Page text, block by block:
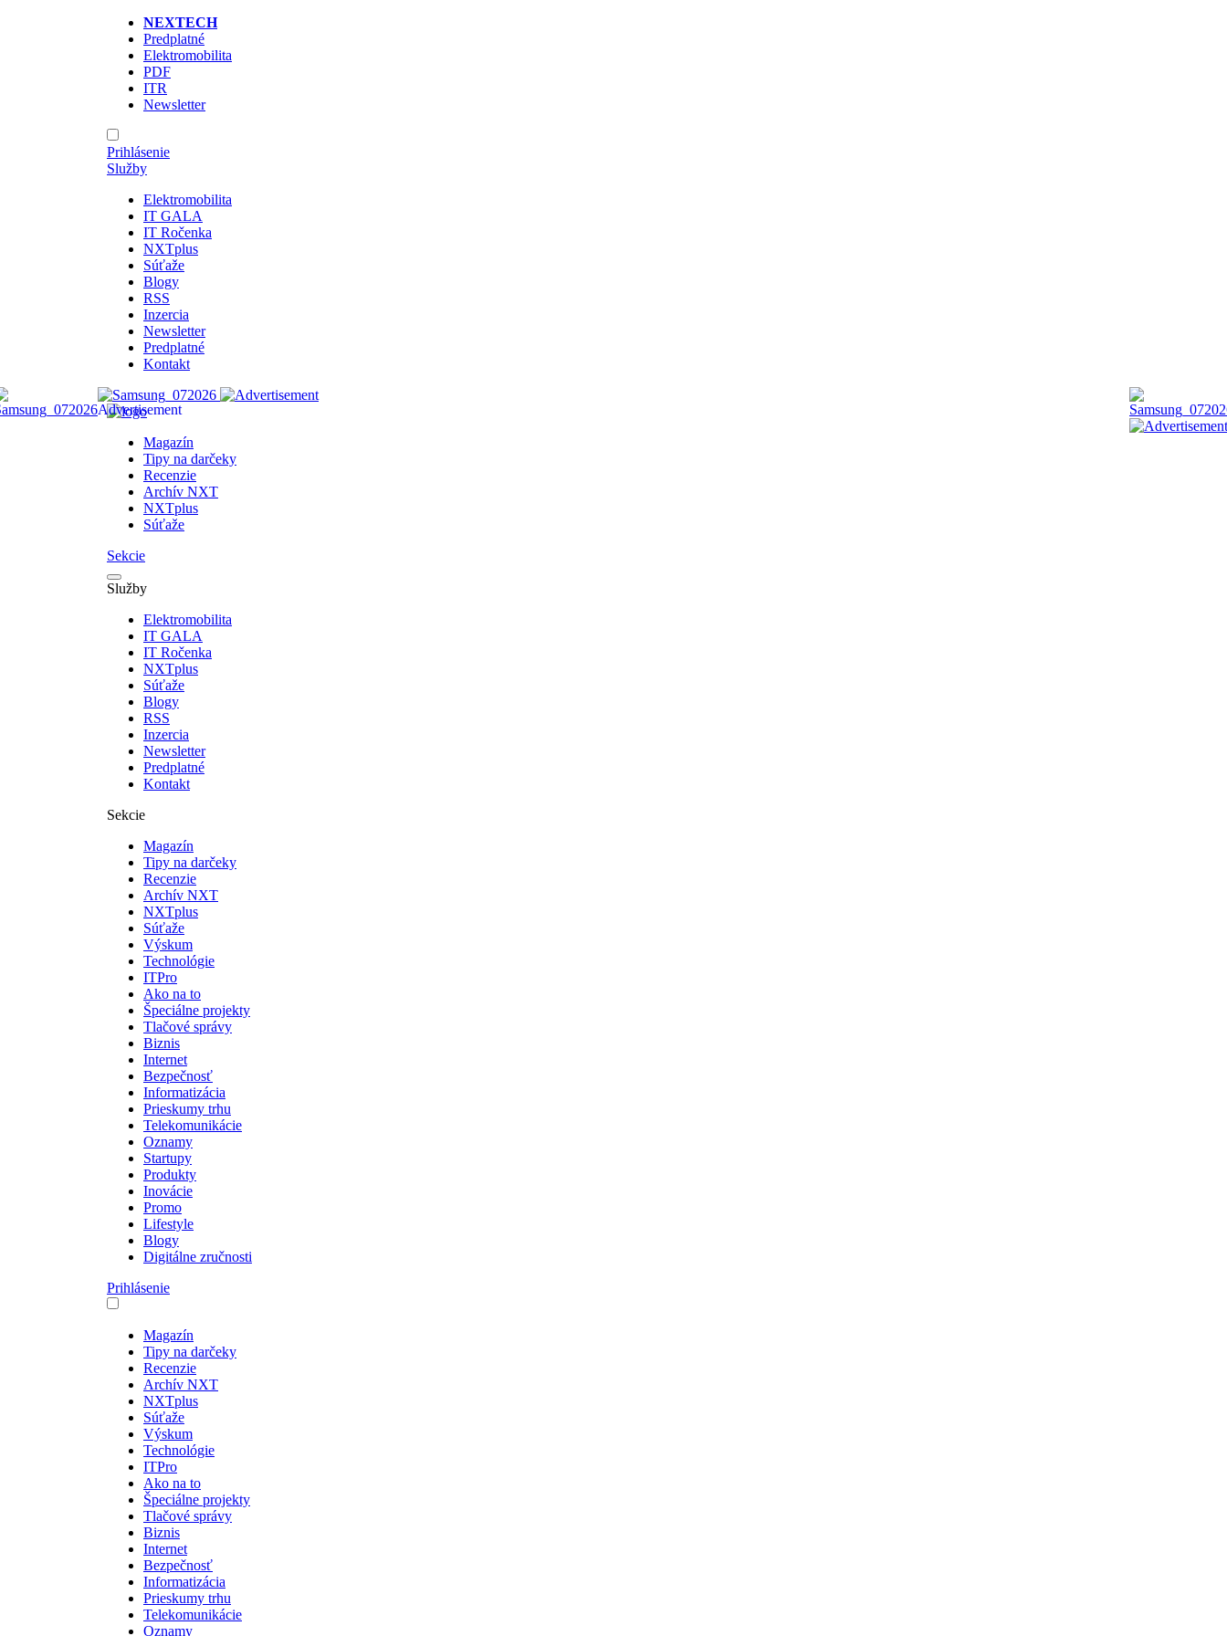
NEXTECH
Predplatné
Elektromobilita
PDF
ITR
Newsletter
Prihlásenie
Služby
Elektromobilita
IT GALA
IT Ročenka
NXTplus
Súťaže
Blogy
RSS
Inzercia
Newsletter
Predplatné
Kontakt
Magazín
Tipy na darčeky
Recenzie
Archív NXT
NXTplus
Súťaže
Sekcie
Služby
Elektromobilita
IT GALA
IT Ročenka
NXTplus
Súťaže
Blogy
RSS
Inzercia
Newsletter
Predplatné
Kontakt
Sekcie
Magazín
Tipy na darčeky
Recenzie
Archív NXT
NXTplus
Súťaže
Výskum
Technológie
ITPro
Ako na to
Špeciálne projekty
Tlačové správy
Biznis
Internet
Bezpečnosť
Informatizácia
Prieskumy trhu
Telekomunikácie
Oznamy
Startupy
Produkty
Inovácie
Promo
Lifestyle
Blogy
Digitálne zručnosti
Prihlásenie
Magazín
Tipy na darčeky
Recenzie
Archív NXT
NXTplus
Súťaže
Výskum
Technológie
ITPro
Ako na to
Špeciálne projekty
Tlačové správy
Biznis
Internet
Bezpečnosť
Informatizácia
Prieskumy trhu
Telekomunikácie
Oznamy